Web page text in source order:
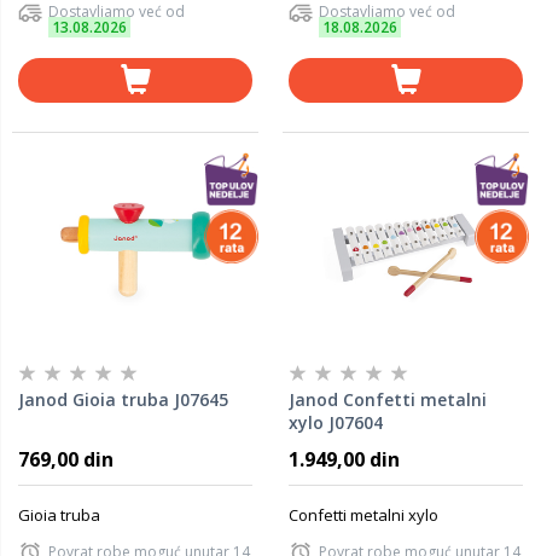
Dostavljamo već od
13.08.2026
Dostavljamo već od
18.08.2026
Janod Gioia truba J07645
769,00 din
Gioia truba
Povrat robe moguć unutar 14
Janod Confetti metalni
xylo J07604
1.949,00 din
Confetti metalni xylo
Povrat robe moguć unutar 14